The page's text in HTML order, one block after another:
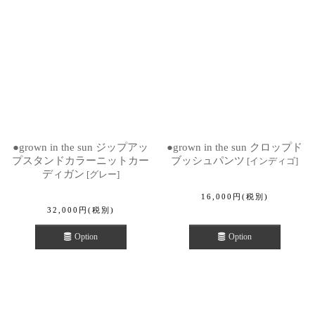
●grown in the sun ジップアッ
プスタンドカラーニットカー
ディガン [グレー]
32,000 円 (税別)
Option
●grown in the sun クロップド
ブッシュパンツ [インディゴ]
16,000 円 (税別)
Option